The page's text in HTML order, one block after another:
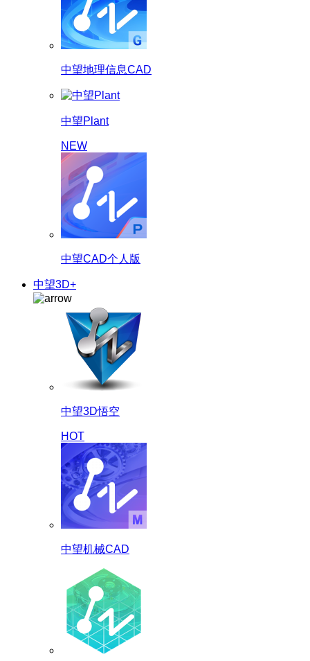
中望地理信息CAD
中望Plant
NEW
中望CAD个人版
中望3D+
中望3D悟空
HOT
中望机械CAD